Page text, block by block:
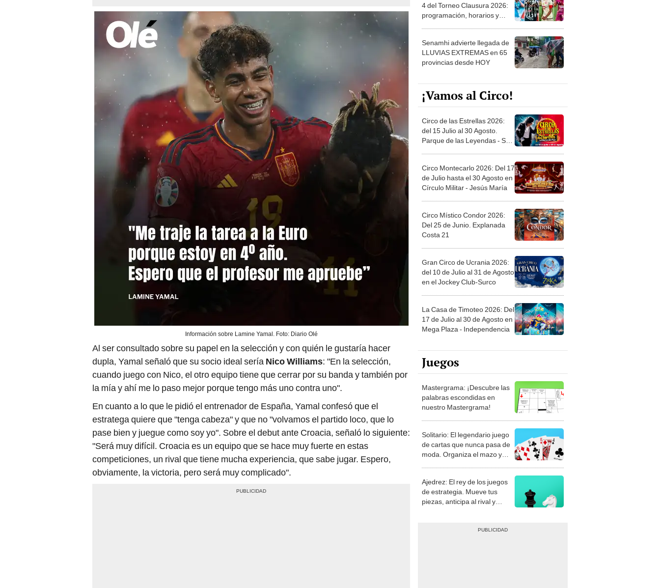
Información sobre Lamine Yamal. Foto: Diario Olé
Al ser consultado sobre su papel en la selección y con quién le gustaría hacer
dupla, Yamal señaló que su socio ideal sería Nico Williams: "En la selección,
cuando juego con Nico, el otro equipo tiene que cerrar por su banda y también por
la mía y ahí me lo paso mejor porque tengo más uno contra uno".
En cuanto a lo que le pidió el entrenador de España, Yamal confesó que el
estratega quiere que "tenga cabeza" y que no "volvamos el partido loco, que lo
pase bien y juegue como soy yo". Sobre el debut ante Croacia, señaló lo siguiente:
"Será muy difícil. Croacia es un equipo que se hace muy fuerte en estas
competiciones, un rival que tiene mucha experiencia, que sabe jugar. Espero,
obviamente, la victoria, pero será muy complicado".
4 del Torneo Clausura 2026:
programación, horarios y
Senamhi advierte llegada de
LLUVIAS EXTREMAS en 65
provincias desde HOY
¡Vamos al Circo!
Circo de las Estrellas 2026:
del 15 Julio al 30 Agosto.
Parque de las Leyendas - San
Circo Montecarlo 2026: Del 17
de Julio hasta el 30 Agosto en
Círculo Militar - Jesús María
Circo Místico Condor 2026:
Del 25 de Junio. Explanada
Costa 21
Gran Circo de Ucrania 2026:
del 10 de Julio al 31 de Agosto
en el Jockey Club-Surco
La Casa de Timoteo 2026: Del
17 de Julio al 30 de Agosto en
Mega Plaza - Independencia
Juegos
Mastergrama: ¡Descubre las
palabras escondidas en
nuestro Mastergrama!
Solitario: El legendario juego
de cartas que nunca pasa de
moda. Organiza el mazo y
Ajedrez: El rey de los juegos
de estrategia. Mueve tus
piezas, anticipa al rival y